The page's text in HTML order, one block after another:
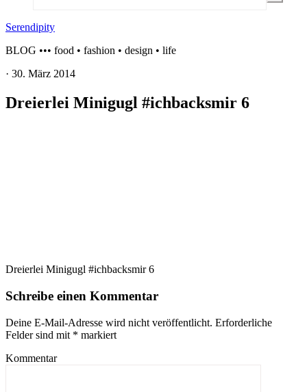
Serendipity
BLOG ••• food • fashion • design • life
· 30. März 2014
Dreierlei Minigugl #ichbacksmir 6
Dreierlei Minigugl #ichbacksmir 6
Schreibe einen Kommentar
Deine E-Mail-Adresse wird nicht veröffentlicht. Erforderliche
Felder sind mit * markiert
Kommentar